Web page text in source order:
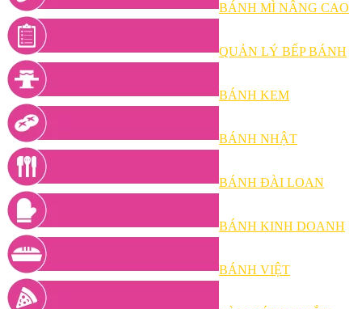
BÁNH MÌ NÂNG CAO
QUẢN LÝ BẾP BÁNH
BÁNH KEM
BÁNH NHẬT
BÁNH ĐÀI LOAN
BÁNH KINH DOANH
BÁNH VIỆT